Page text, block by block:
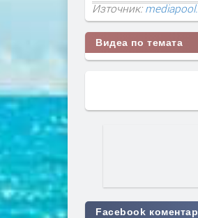
Източник:
Видеа по темата
Facebook